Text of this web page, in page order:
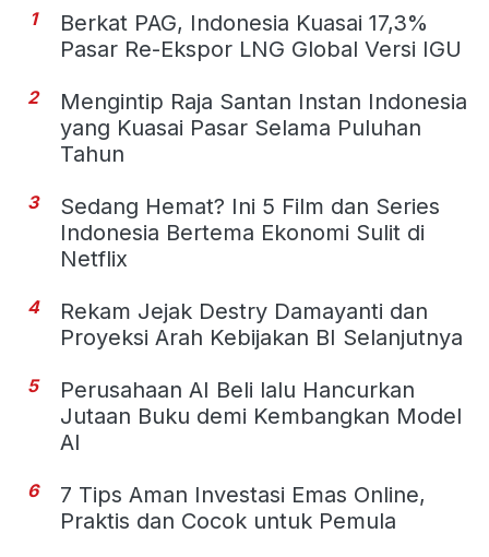
1
Berkat PAG, Indonesia Kuasai 17,3%
Pasar Re-Ekspor LNG Global Versi IGU
2
Mengintip Raja Santan Instan Indonesia
yang Kuasai Pasar Selama Puluhan
Tahun
3
Sedang Hemat? Ini 5 Film dan Series
Indonesia Bertema Ekonomi Sulit di
Netflix
4
Rekam Jejak Destry Damayanti dan
Proyeksi Arah Kebijakan BI Selanjutnya
5
Perusahaan AI Beli lalu Hancurkan
Jutaan Buku demi Kembangkan Model
AI
6
7 Tips Aman Investasi Emas Online,
Praktis dan Cocok untuk Pemula